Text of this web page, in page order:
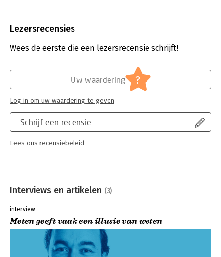
zuiver weten. ‘De meetmaatschappij’
heeft geen letter te veel, geen
bovendien evidence-based met een
Lezersrecensies
Wees de eerste die een lezersrecensie schrijft!
Schrijf een recensie
Lees ons recensiebeleid
Uw waardering ?
Log in om uw waardering te geven
Interviews en artikelen (3)
interview
Meten geeft vaak een illusie van weten